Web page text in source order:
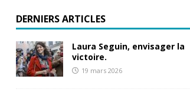
DERNIERS ARTICLES
Laura Seguin, envisager la
victoire.
19 mars 2026